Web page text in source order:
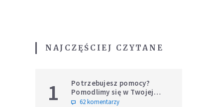
NAJCZĘŚCIEJ CZYTANE
1
Potrzebujesz pomocy?
Pomodlimy się w Twojej
intencji
62 komentarzy